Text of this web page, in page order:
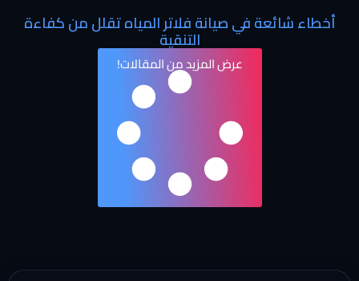
أخطاء شائعة في صيانة فلاتر المياه تقلل من كفاءة
التنقية
عرض المزيد من المقالات!